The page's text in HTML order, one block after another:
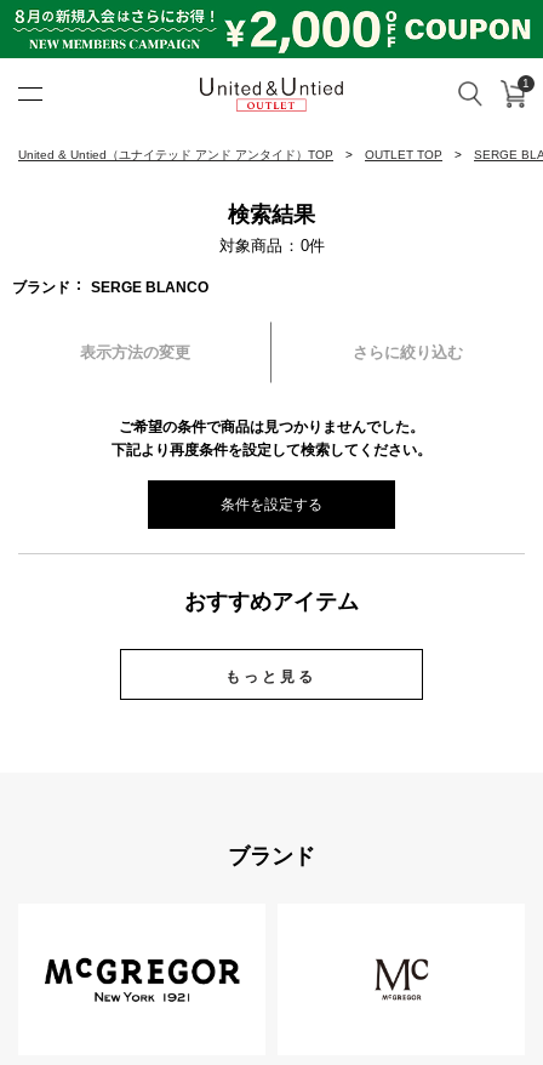
検索 カ
1
United & Untied（ユナイテッド アンド アンタイド）TOP OUTLET TOP SERGE
検索結果
対象商品 0件
ブランド SERGE BLANCO
表示方法の変更 さらに絞り込む
ご希望の条件で商品は見つかりませんでした。
下記より再度条件を設定して検索してください。
条件を設定する
おすすめアイテム
もっと見る
ブランド